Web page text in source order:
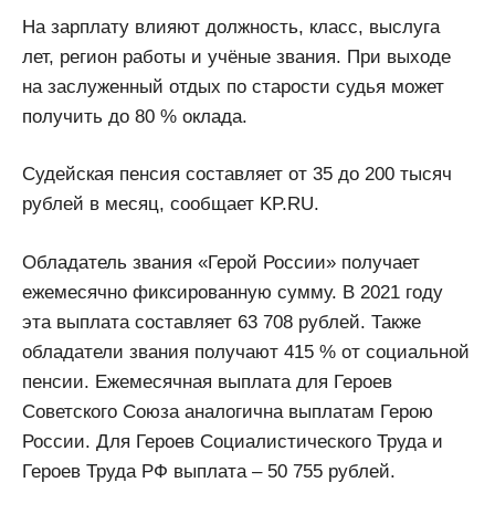
На зарплату влияют должность, класс, выслуга
лет, регион работы и учёные звания. При выходе
на заслуженный отдых по старости судья может
получить до 80 % оклада.
Судейская пенсия составляет от 35 до 200 тысяч
рублей в месяц, сообщает KP.RU.
Обладатель звания «Герой России» получает
ежемесячно фиксированную сумму. В 2021 году
эта выплата составляет 63 708 рублей. Также
обладатели звания получают 415 % от социальной
пенсии. Ежемесячная выплата для Героев
Советского Союза аналогична выплатам Герою
России. Для Героев Социалистического Труда и
Героев Труда РФ выплата – 50 755 рублей.